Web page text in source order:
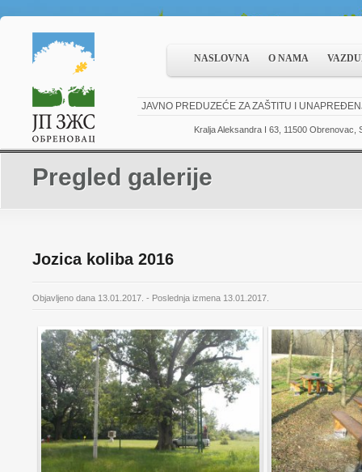
JAVNO PREDUZEĆE ZA ZAŠTITU I
Kralja Aleksandra I 63, 11500 Obrenovac,
NASLOVNA O NAMA
Pregled galerije
Jozica koliba 2016
Objavljeno dana 13.01.2017. - Poslednja izmena 13.01.2017.